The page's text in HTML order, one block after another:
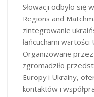
Słowacji odbyło się
Regions and
zintegrowanie
łańcuchami wartości
Organizowane przez
zgromadziło
Europy i Ukrainy,
kontaktów i